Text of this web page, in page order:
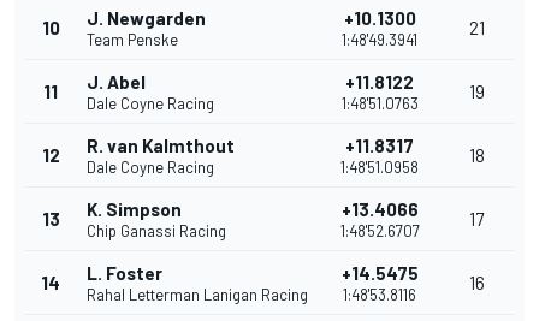
10 J. Newgarden
Team Penske
+10.1300
1:48'49.3941
21
11 J. Abel
Dale Coyne Racing
+11.8122
1:48'51.0763
19
12 R. van Kalmthout
Dale Coyne Racing
+11.8317
1:48'51.0958
18
13 K. Simpson
Chip Ganassi Racing
+13.4066
1:48'52.6707
17
14 L. Foster
Rahal Letterman Lanigan Racing
+14.5475
1:48'53.8116
16